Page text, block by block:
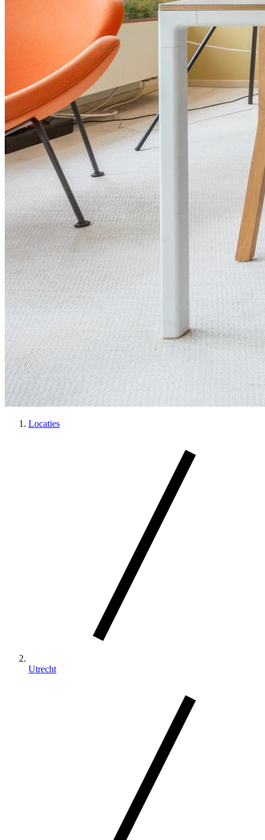
Locaties
Utrecht